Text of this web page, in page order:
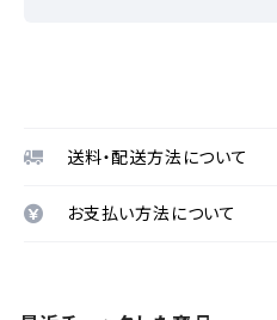
送料・配送方法について
お支払い方法について